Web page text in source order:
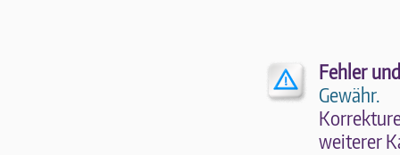
Fehler
Gewähr.
wei­te­rer